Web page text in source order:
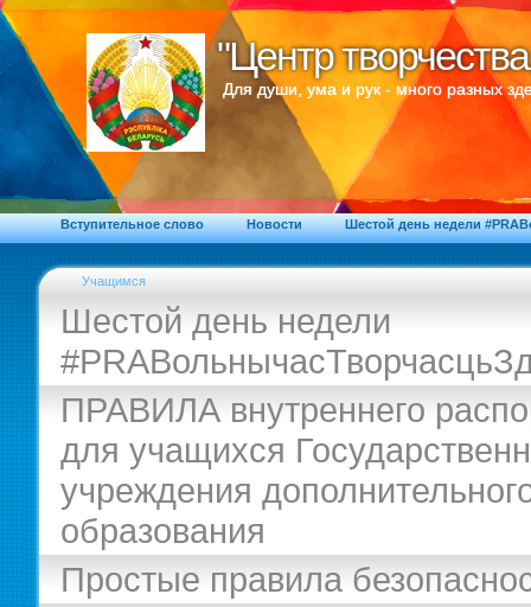
"Центр
"Центр
Для души, ума и рук - много разных
Вступительное слово Новости Шестой день недели
Учащимся
Шестой день недели
ПРАВИЛА внутреннего
для учащихся
учреждения
образования
Простые правила